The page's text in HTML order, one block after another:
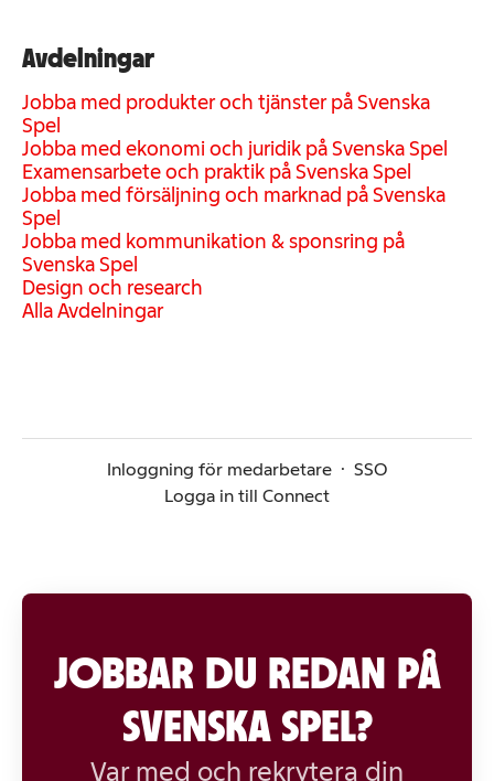
Avdelningar
Jobba med produkter och tjänster på Svenska
Spel
Jobba med ekonomi och juridik på Svenska Spel
Examensarbete och praktik på Svenska Spel
Jobba med försäljning och marknad på Svenska
Spel
Jobba med kommunikation & sponsring på
Svenska Spel
Design och research
Alla Avdelningar
Inloggning för medarbetare · SSO
Logga in till Connect
JOBBAR DU REDAN PÅ
SVENSKA SPEL?
Var med och rekrytera din